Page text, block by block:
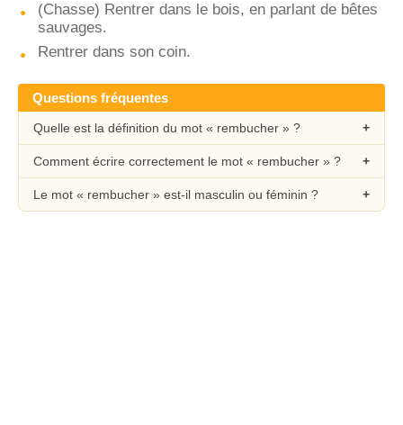
(Chasse) Rentrer dans le bois, en parlant de bêtes
sauvages.
Rentrer dans son coin.
Questions fréquentes
Quelle est la définition du mot « rembucher » ?
Comment écrire correctement le mot « rembucher » ?
Le mot « rembucher » est-il masculin ou féminin ?